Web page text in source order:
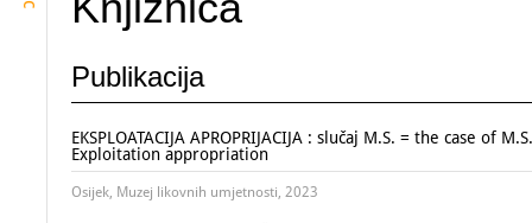
Publikacija
EKSPLOATACIJA APROPRIJACIJA : slučaj M.S. = the case of
Exploitation appropriation
Osijek, Muzej likovnih umjetnosti, 2023